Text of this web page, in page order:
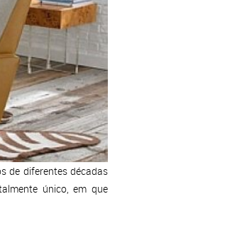
de diferentes décadas
único, em que